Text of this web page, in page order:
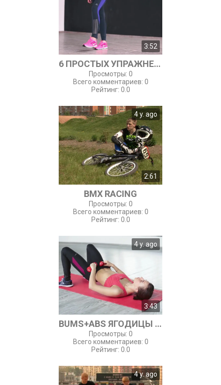
3:52
6 ПРОСТЫХ УПРАЖНЕНИЙ ДЛЯ ЛЮБОГО СРОКА БЕРЕМЕННОСТИ
Просмотры: 0
Всего комментариев: 0
Рейтинг: 0.0
4 y. ago
2:61
BMX RACING
Просмотры: 0
Всего комментариев: 0
Рейтинг: 0.0
4 y. ago
3:43
BUMS+ABS ЯГОДИЦЫ И ПРЕСС! ТРЕНИРОВКА ДЛЯ КРАСИВОЙ ФИГУРЫ
Просмотры: 0
Всего комментариев: 0
Рейтинг: 0.0
4 y. ago